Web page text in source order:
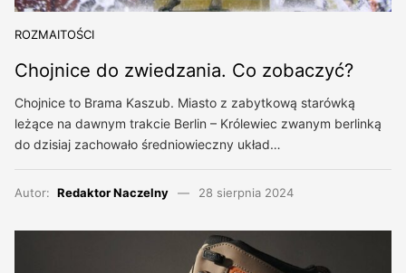
ROZMAITOŚCI
Chojnice do zwiedzania. Co zobaczyć?
Chojnice to Brama Kaszub. Miasto z zabytkową starówką
leżące na dawnym trakcie Berlin – Królewiec zwanym berlinką
do dzisiaj zachowało średniowieczny układ…
Autor: Redaktor Naczelny 28 sierpnia 2024